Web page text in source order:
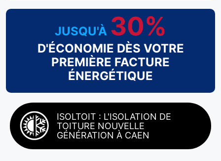
JUSQU'À 30%
D'ÉCONOMIE DÈS VOTRE
PREMIÈRE FACTURE
ÉNERGÉTIQUE
ISOLTOIT : L'ISOLATION DE
TOITURE NOUVELLE
GÉNÉRATION À CAEN